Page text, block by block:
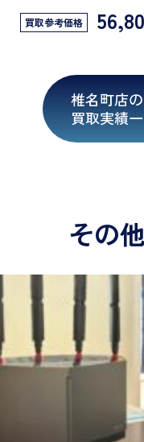
買取参考価格
椎名町店の
買取実績
その